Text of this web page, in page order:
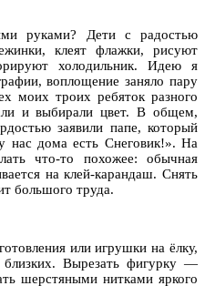
руками? Дети с радостью
клеят флажки, рисуют
холодильник. Идею я
воплощение заняло пару
моих троих ребяток разного
и выбирали цвет. В общем,
заявили папе, который
нас дома есть Снеговик!». На
что-то похожее: обычная
на клей-карандаш. Снять
большого труда.
или игрушки на ёлку,
близких. Вырезать фигурку —
шерстяными нитками яркого